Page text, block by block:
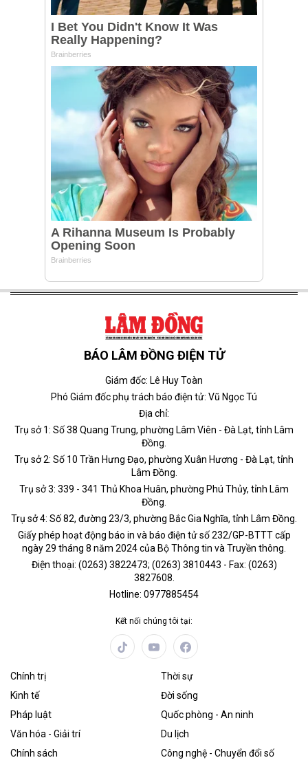
BÁO LÂM ĐỒNG ĐIỆN TỬ
Giám đốc: Lê Huy Toàn
Phó Giám đốc phụ trách báo điện tử: Vũ Ngọc Tú
Địa chỉ:
Trụ sở 1: Số 38 Quang Trung, phường Lâm Viên - Đà Lạt, tỉnh Lâm
Đồng.
Trụ sở 2: Số 10 Trần Hưng Đạo, phường Xuân Hương - Đà Lạt, tỉnh
Lâm Đồng.
Trụ sở 3: 339 - 341 Thủ Khoa Huân, phường Phú Thủy, tỉnh Lâm
Đồng.
Trụ sở 4: Số 82, đường 23/3, phường Bắc Gia Nghĩa, tỉnh Lâm Đồng.
Giấy phép hoạt động báo in và báo điện tử số 232/GP-BTTT cấp
ngày 29 tháng 8 năm 2024 của Bộ Thông tin và Truyền thông.
Điện thoại: (0263) 3822473; (0263) 3810443 - Fax: (0263)
3827608.
Hotline: 0977885454
Kết nối chúng tôi tại:
Chính trị
Thời sự
Kinh tế
Đời sống
Pháp luật
Quốc phòng - An ninh
Văn hóa - Giải trí
Du lịch
Chính sách
Công nghệ - Chuyển đổi số